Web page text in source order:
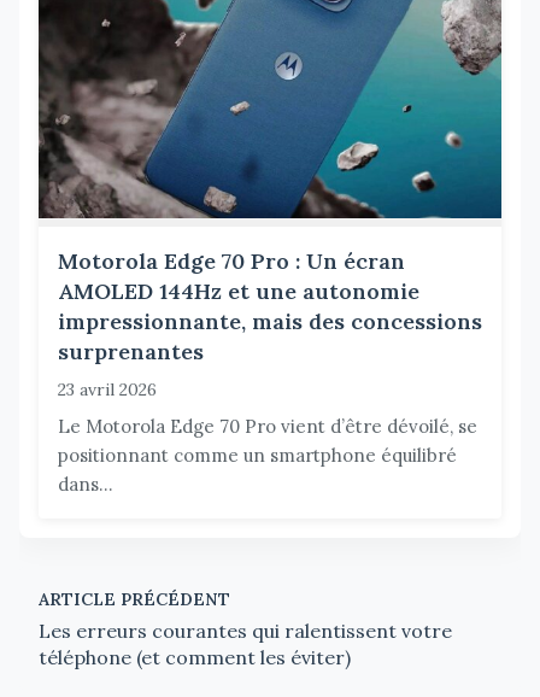
Motorola Edge 70 Pro : Un écran
AMOLED 144Hz et une autonomie
impressionnante, mais des concessions
surprenantes
23 avril 2026
Le Motorola Edge 70 Pro vient d’être dévoilé, se
positionnant comme un smartphone équilibré
dans...
ARTICLE PRÉCÉDENT
Les erreurs courantes qui ralentissent votre
téléphone (et comment les éviter)